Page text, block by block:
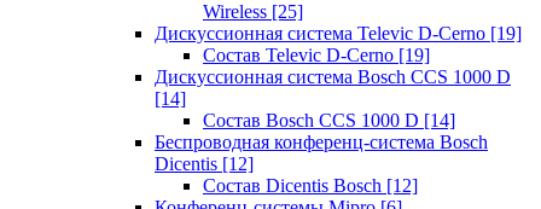
Wireless [25]
Дискуссионная система Televic D-Cerno [19]
Состав Televic D-Cerno [19]
Дискуссионная система Bosch CCS 1000 D
[14]
Состав Bosch CCS 1000 D [14]
Беспроводная конференц-система Bosch
Dicentis [12]
Состав Dicentis Bosch [12]